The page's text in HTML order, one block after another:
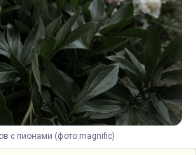
с пионами (фото:magnific)